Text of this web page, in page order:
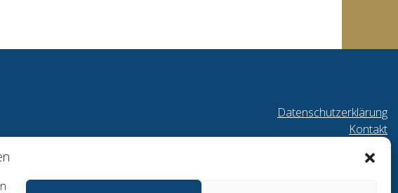
Datenschutzerklärung
Kontakt
Impressum